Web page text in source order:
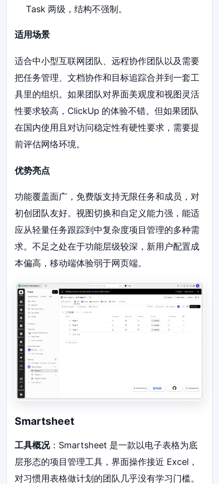
Task 两级，结构不强制。
适用场景
适合中小型互联网团队、远程协作团队以及需要
把任务管理、文档协作和目标追踪合并到一套工
具里的组织。如果团队对界面美观度和视图灵活
性要求较高，ClickUp 的体验不错。但如果团队
在国内使用且对访问稳定性有硬性要求，需要提
前评估网络环境。
优势亮点
功能覆盖面广，免费版支持无限任务和成员，对
初创团队友好。视图切换和自定义能力强，能适
应从轻量任务跟踪到中复杂度项目管理的多种需
求。不足之处在于功能层级较深，新用户配置成
本偏高，移动端体验弱于网页端。
Smartsheet
工具概况：Smartsheet 是一款以电子表格为底
层形态的项目管理工具，界面操作接近 Excel，
对习惯用表格做计划的团队几乎没有学习门槛。